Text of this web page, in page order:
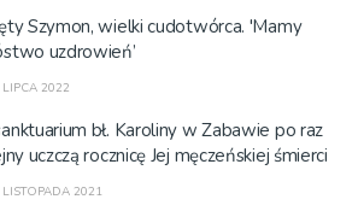
Szymon, wielki cudotwórca. 'Mamy
uzdrowień’
2022
bł. Karoliny w Zabawie po raz
uczczą rocznicę Jej męczeńskiej śmierci
2021